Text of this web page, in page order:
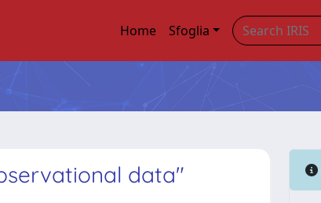
Home Sfoglia
data"